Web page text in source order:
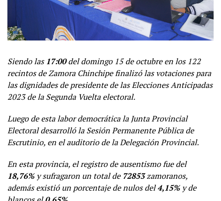
Siendo las 17:00del domingo 15 de octubre en los 122
recintos de Zamora Chinchipe finalizó las votaciones para
las dignidades de presidente de las Elecciones Anticipadas
2023 de la Segunda Vuelta electoral.
Luego de esta labor democrática la Junta Provincial
Electoral desarrolló la Sesión Permanente Pública de
Escrutinio, en el auditorio de la Delegación Provincial.
En esta provincia, el registro de ausentismo fue del
18,76%y sufragaron un total de 72853zamoranos,
además existió un porcentaje de nulos del4,15%y de